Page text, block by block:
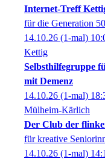
Internet-Treff
für die Generation
14.10.26 (1-mal)
Kettig
Selbsthilfegruppe
mit Demenz
14.10.26 (1-mal)
Mülheim-Kärlich
Der Club der
für kreative
14.10.26 (1-mal)